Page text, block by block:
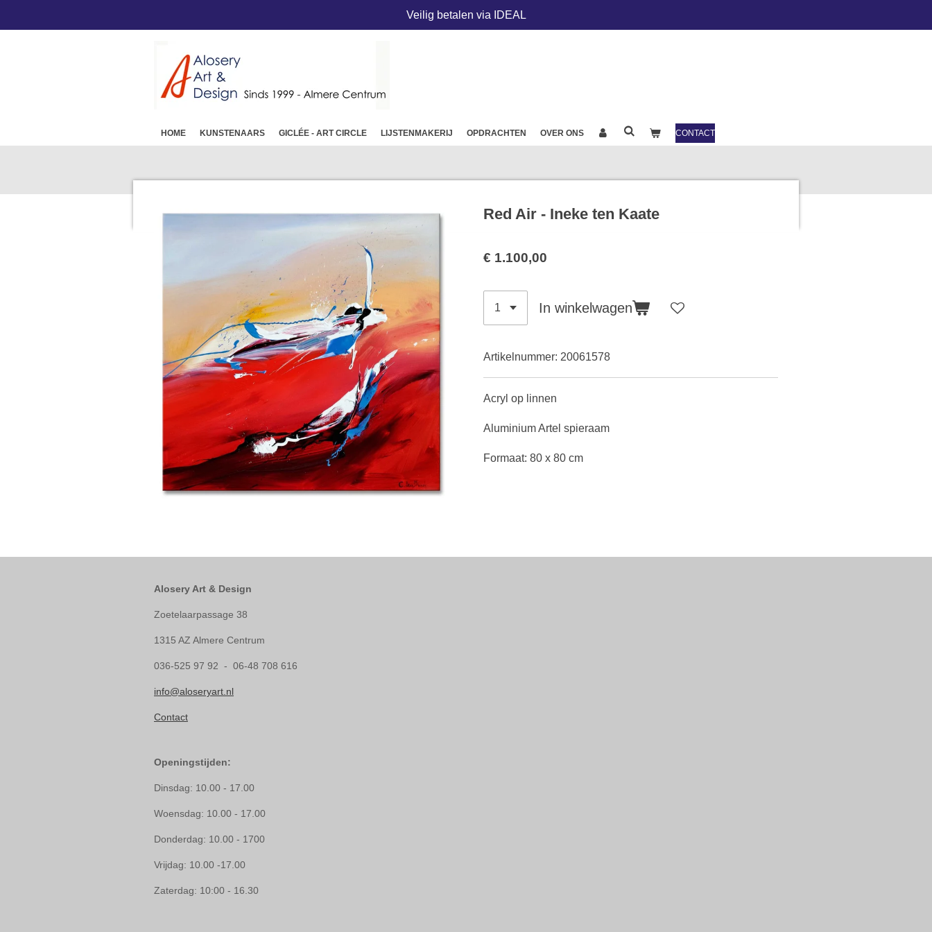
Veilig betalen via IDEAL
HOME KUNSTENAARS GICLÉE - ART CIRCLE LIJSTENMAKERIJ OPDRACHTEN OVER ONS CONTACT
Red Air - Ineke ten Kaate
€ 1.100,00
In winkelwagen
Artikelnummer: 20061578
Acryl op linnen
Aluminium Artel spieraam
Formaat: 80 x 80 cm
Alosery Art & Design
Zoetelaarpassage 38
1315 AZ Almere Centrum
036-525 97 92 - 06-48 708 616
info@aloseryart.nl
Contact
Openingstijden:
Dinsdag: 10.00 - 17.00
Woensdag: 10.00 - 17.00
Donderdag: 10.00 - 1700
Vrijdag: 10.00 -17.00
Zaterdag: 10:00 - 16.30